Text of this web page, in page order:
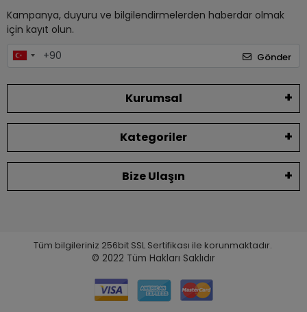
Kampanya, duyuru ve bilgilendirmelerden haberdar olmak
için kayıt olun.
Gönder
Kurumsal
Kategoriler
Bize Ulaşın
Tüm bilgileriniz 256bit SSL Sertifikası ile korunmaktadır.
© 2022 Tüm Hakları Saklıdır